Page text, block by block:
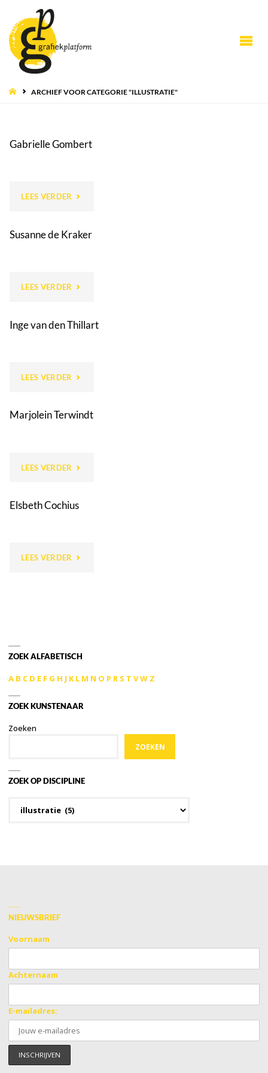
HOMEARCHIEF VOOR CATEGORIE "ILLUSTRATIE"
Gabrielle Gombert
LEES VERDER "GABRIELLE
Susanne de Kraker
LEES VERDER "SUSANNE
Inge van den Thillart
LEES VERDER "INGE
Marjolein Terwindt
LEES VERDER "MARJOLEIN
Elsbeth Cochius
LEES VERDER "ELSBETH
ZOEK ALFABETISCH
A B C D E F G H J K L M N O P R S T VW Z
ZOEK KUNSTENAAR
Zoeken
ZOEKEN
ZOEK OP DISCIPLINE
NIEUWSBRIEF
Voornaam
Achternaam
E-mailadres: